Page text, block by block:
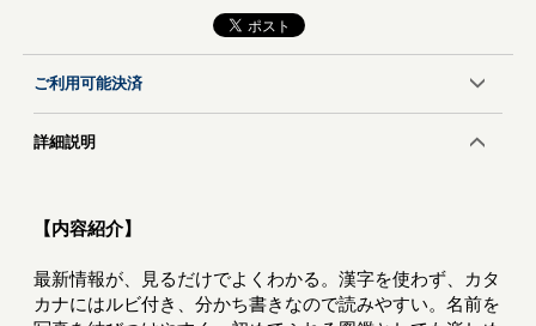
ご利用可能決済
詳細説明
【内容紹介】
最新情報が、見るだけでよくわかる。漢字を使わず、カタ
カナにはルビ付き、分かち書きなので読みやすい。名前を